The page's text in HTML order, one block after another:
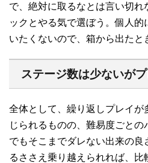
で、絶対に取るなとは言い切
ックとやる気で選ぼう。個人的
いたくないので、箱から出たと
ステージ数は少ないが
全体として、繰り返しプレイ
じられるものの、難易度ごとの
でもそこまでダレない出来の
るささえ乗り越えられれば、